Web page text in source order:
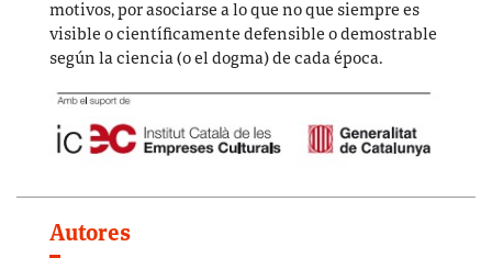
motivos, por asociarse a lo que no que siempre es
visible o científicamente defensible o demostrable
según la ciencia (o el dogma) de cada época.
Autores